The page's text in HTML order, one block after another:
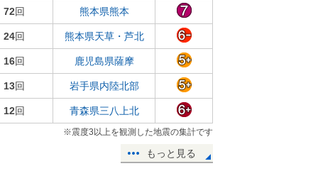
72回 熊本県熊本
24回 熊本県天草・芦北
16回 鹿児島県薩摩
13回 岩手県内陸北部
12回 青森県三八上北
※震度3以上を観測した地震の集計です
もっと見る